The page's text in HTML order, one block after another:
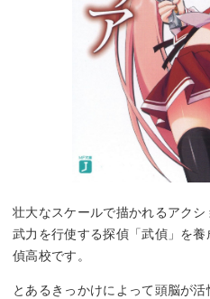
壮大なスケールで描かれるアクシ
武力を行使する探偵「武偵」を
偵高校です。
とあるきっかけによって頭脳が